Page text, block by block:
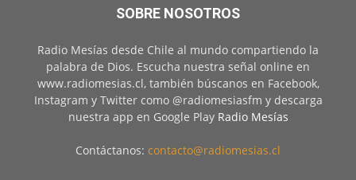
SOBRE NOSOTROS
Radio Mesías desde Chile al mundo compartiendo la
palabra de Dios. Escucha nuestra señal online en
www.radiomesias.cl, también búscanos en Facebook,
Instagram y Twitter como @radiomesiasfm y descarga
nuestra app en Google Play Radio Mesías
Contáctanos: contacto@radiomesias.cl